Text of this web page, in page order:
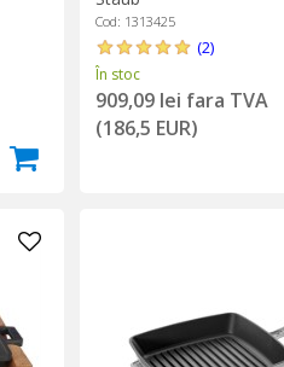
Cod: 1313425
(2)
În stoc
909,09 lei fara TVA
(186,5 EUR)